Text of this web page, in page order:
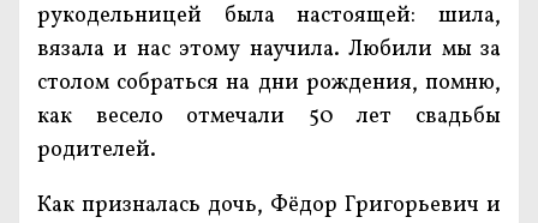
рукодельницей была настоящей: шила,
вязала и нас этому научила. Любили мы за
столом собраться на дни рождения, помню,
как весело отмечали 50 лет свадьбы
родителей.
Как призналась дочь, Фёдор Григорьевич и